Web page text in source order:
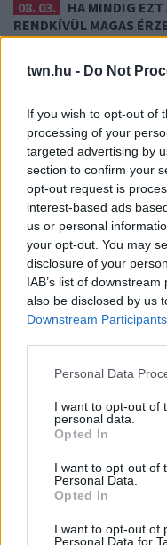
twn.hu - Do Not
If you wish to opt-out of
processing of your
targeted advertising by
section to confirm your
opt-out request is
interest-based ads
us or personal
your opt-out. You may
disclosure of your
IAB’s list of
also be disclosed by us
Downstream Participants
Please note that this
not limited to your visit
grant or deny consent
use your data for below
consent section.
Personal Data
I want to opt-out of
personal data.
Opted In
I want to opt-out of
Personal Data.
Opted In
I want to opt-out of
Personal Data for
08. 03.
HA MINDIG EZT
RENDKÍVÜL MAGAS
Te szoktad?
08. 02.
SOKAN
Érdemes odafigyelni rá
08. 01.
EGYRE TÖBB
VITAMINHIÁNY – ILYEN
Erre figyelj!
NEM A
SZÓDABIKARBÓNA A
SZÁLLODÁKBAN A
Ez a szer tényleg
24 óra